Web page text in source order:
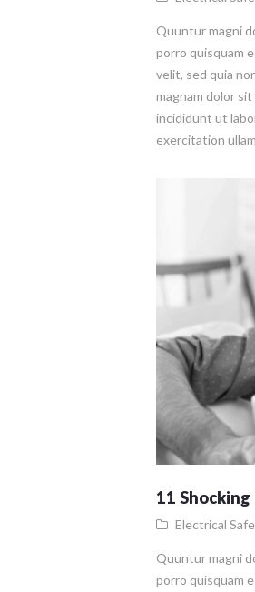
Quuntur magni
porro quisquam
velit, sed quia
magnam dolor
incididunt ut
exercitation
11
Electrical
Quuntur magni
porro quisquam